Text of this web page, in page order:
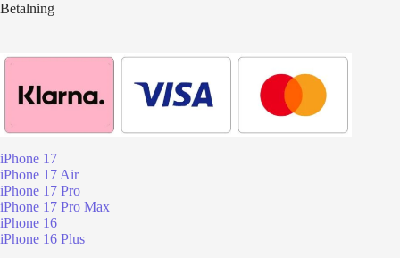
Betalning
iPhone 17
iPhone 17 Air
iPhone 17 Pro
iPhone 17 Pro Max
iPhone 16
iPhone 16 Plus